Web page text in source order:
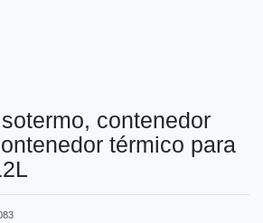
contenedor
térmico para